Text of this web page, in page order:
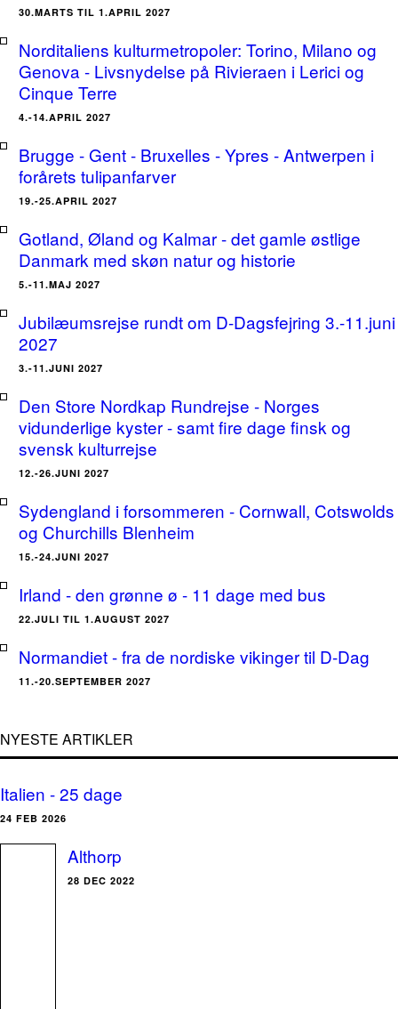
30.MARTS TIL 1.APRIL 2027
Norditaliens kulturmetropoler: Torino, Milano og
Genova - Livsnydelse på Rivieraen i Lerici og
Cinque Terre
4.-14.APRIL 2027
Brugge - Gent - Bruxelles - Ypres - Antwerpen i
forårets tulipanfarver
19.-25.APRIL 2027
Gotland, Øland og Kalmar - det gamle østlige
Danmark med skøn natur og historie
5.-11.MAJ 2027
Jubilæumsrejse rundt om D-Dagsfejring 3.-11.juni
2027
3.-11.JUNI 2027
Den Store Nordkap Rundrejse - Norges
vidunderlige kyster - samt fire dage finsk og
svensk kulturrejse
12.-26.JUNI 2027
Sydengland i forsommeren - Cornwall, Cotswolds
og Churchills Blenheim
15.-24.JUNI 2027
Irland - den grønne ø - 11 dage med bus
22.JULI TIL 1.AUGUST 2027
Normandiet - fra de nordiske vikinger til D-Dag
11.-20.SEPTEMBER 2027
NYESTE ARTIKLER
Italien - 25 dage
24 FEB 2026
Althorp
28 DEC 2022